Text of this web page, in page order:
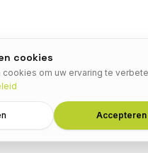
cookies
cookies om uw ervaring te
Accepteren